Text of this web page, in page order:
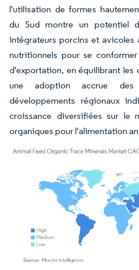
l'utilisation de formes
du Sud montre un potentiel
intégrateurs porcins et avicoles
nutritionnels pour se
d'exportation, en équilibrant les
une adoption accrue des
développements régionaux
croissance diversifiées sur le
organiques pour l'alimentation